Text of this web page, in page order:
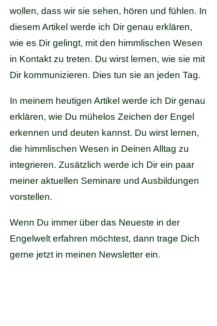
wollen, dass wir sie sehen, hören und fühlen. In
diesem Artikel werde ich Dir genau erklären,
wie es Dir gelingt, mit den himmlischen Wesen
in Kontakt zu treten. Du wirst lernen, wie sie mit
Dir kommunizieren. Dies tun sie an jeden Tag.
In meinem heutigen Artikel werde ich Dir genau
erklären, wie Du mühelos Zeichen der Engel
erkennen und deuten kannst. Du wirst lernen,
die himmlischen Wesen in Deinen Alltag zu
integrieren. Zusätzlich werde ich Dir ein paar
meiner aktuellen Seminare und Ausbildungen
vorstellen.
Wenn Du immer über das Neueste in der
Engelwelt erfahren möchtest, dann trage Dich
gerne jetzt in meinen Newsletter ein.